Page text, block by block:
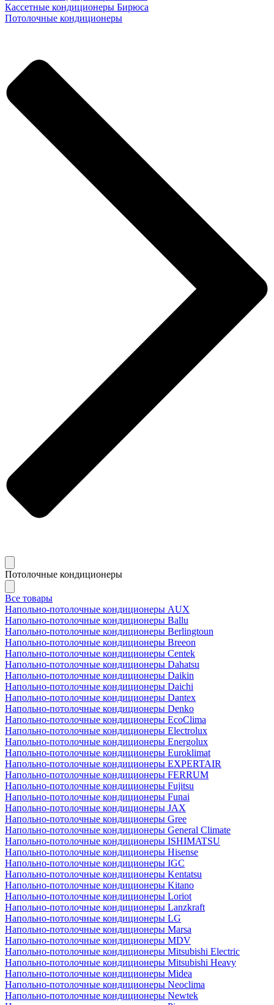
Кассетные кондиционеры Бирюса
Потолочные кондиционеры
Потолочные кондиционеры
Все товары
Напольно-потолочные кондиционеры AUX
Напольно-потолочные кондиционеры Ballu
Напольно-потолочные кондиционеры Berlingtoun
Напольно-потолочные кондиционеры Breeon
Напольно-потолочные кондиционеры Centek
Напольно-потолочные кондиционеры Dahatsu
Напольно-потолочные кондиционеры Daikin
Напольно-потолочные кондиционеры Daichi
Напольно-потолочные кондиционеры Dantex
Напольно-потолочные кондиционеры Denko
Напольно-потолочные кондиционеры EcoClima
Напольно-потолочные кондиционеры Electrolux
Напольно-потолочные кондиционеры Energolux
Напольно-потолочные кондиционеры Euroklimat
Напольно-потолочные кондиционеры EXPERTAIR
Напольно-потолочные кондиционеры FERRUM
Напольно-потолочные кондиционеры Fujitsu
Напольно-потолочные кондиционеры Funai
Напольно-потолочные кондиционеры JAX
Напольно-потолочные кондиционеры Gree
Напольно-потолочные кондиционеры General Climate
Напольно-потолочные кондиционеры ISHIMATSU
Напольно-потолочные кондиционеры Hisense
Напольно-потолочные кондиционеры IGC
Напольно-потолочные кондиционеры Kentatsu
Напольно-потолочные кондиционеры Kitano
Напольно-потолочные кондиционеры Loriot
Напольно-потолочные кондиционеры Lanzkraft
Напольно-потолочные кондиционеры LG
Напольно-потолочные кондиционеры Marsa
Напольно-потолочные кондиционеры MDV
Напольно-потолочные кондиционеры Mitsubishi Electric
Напольно-потолочные кондиционеры Mitsubishi Heavy
Напольно-потолочные кондиционеры Midea
Напольно-потолочные кондиционеры Neoclima
Напольно-потолочные кондиционеры Newtek